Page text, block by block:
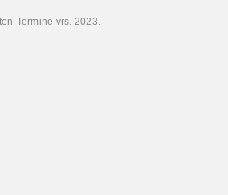
Termine vrs. 2023.